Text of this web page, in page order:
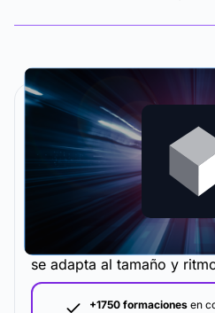
La metodología y
se adapta al tamaño y
+1750 formaciones en